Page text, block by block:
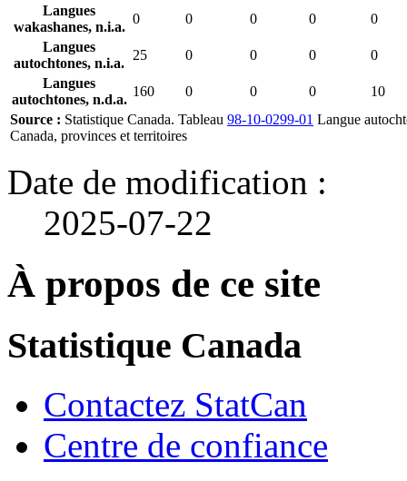
Source : Statistique Canada. Tableau 98-10-0299-01 Langue
Canada, provinces et territoires
Langues
wakashanes, n.i.a.
0 0 0 0
0
Langues
autochtones, n.i.a.
25 0 0 0
0
Langues
autochtones, n.d.a.
160 0 0 0 10
Date de modification :
2025-07-22
À propos de ce site
Statistique Canada
Contactez StatCan
Centre de confiance